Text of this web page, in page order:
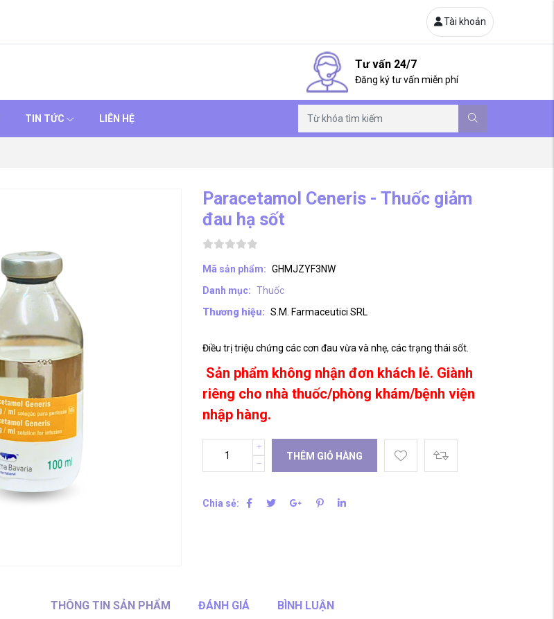
Tài khoản
Tư vấn 24/7
Đăng ký tư vấn miễn phí
TIN TỨC LIÊN HỆ
Paracetamol Ceneris - Thuốc giảm
đau hạ sốt
Mã sản phẩm: GHMJZYF3NW
Danh mục: Thuốc
Thương hiệu: S.M. Farmaceutici SRL
Điều trị triệu chứng các cơn đau vừa và nhẹ, các trạng thái sốt.
Sản phẩm không nhận đơn khách lẻ. Giành
riêng cho nhà thuốc/phòng khám/bệnh viện
nhập hàng.
THÊM GIỎ HÀNG
Chia sẻ:
THÔNG TIN SẢN PHẨM ĐÁNH GIÁ BÌNH LUẬN